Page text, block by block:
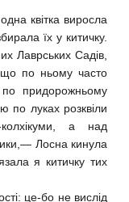
квітка виросла
їх у китичку.
Лаврських Садів,
по ньому часто
придорожньому
по луках розквіли
колхікуми, а над
Лосна кинула
я китичку тих
це-бо не вислід